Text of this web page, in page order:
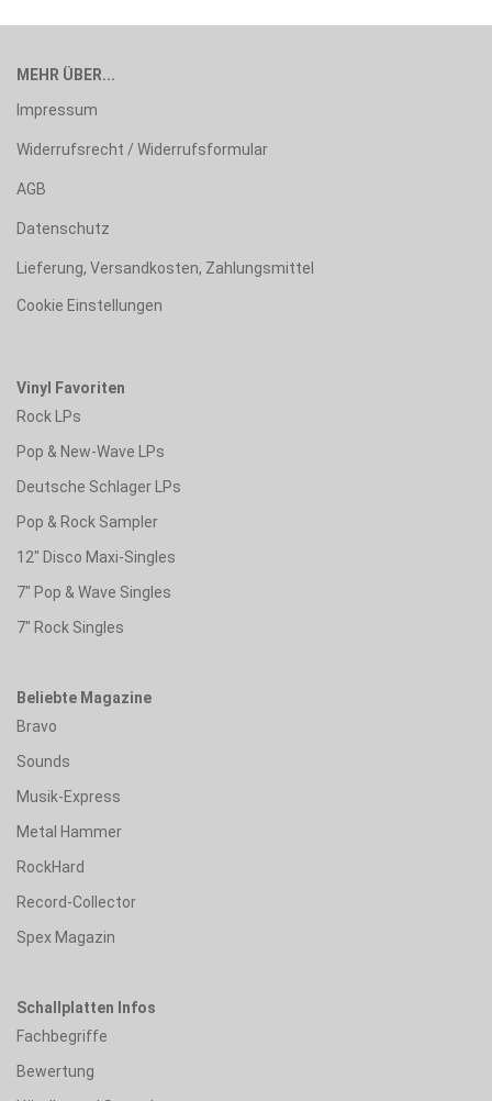
MEHR ÜBER...
Impressum
Widerrufsrecht / Widerrufsformular
AGB
Datenschutz
Lieferung, Versandkosten, Zahlungsmittel
Cookie Einstellungen
Vinyl Favoriten
Rock LPs
Pop & New-Wave LPs
Deutsche Schlager LPs
Pop & Rock Sampler
12" Disco Maxi-Singles
7" Pop & Wave Singles
7" Rock Singles
Beliebte Magazine
Bravo
Sounds
Musik-Express
Metal Hammer
RockHard
Record-Collector
Spex Magazin
Schallplatten Infos
Fachbegriffe
Bewertung